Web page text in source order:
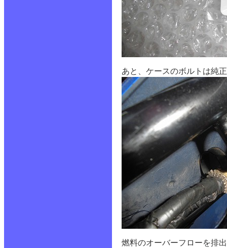
あと、ケースのボルトは純
燃料のオーバーフローを排